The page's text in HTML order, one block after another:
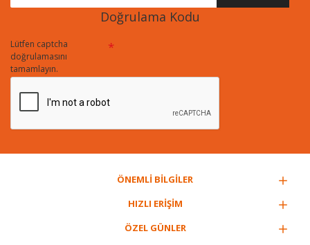
Doğrulama Kodu
Lütfen captcha
doğrulamasını
tamamlayın.
ÖNEMLİ BİLGİLER
HIZLI ERİŞİM
ÖZEL GÜNLER